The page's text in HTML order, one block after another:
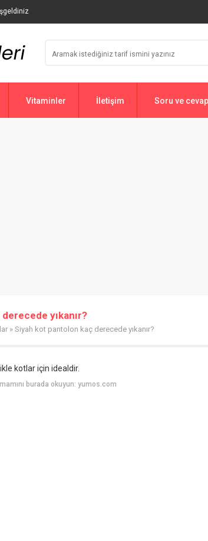
Vitaminler İletişim Soru ve
yıkanır?
» Siyah kot pantolon kaç derecede yıkanır?
kotlar için idealdir.
burada okuyun: yumos.com